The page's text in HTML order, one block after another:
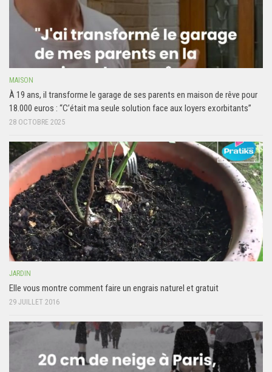
MAISON
À 19 ans, il transforme le garage de ses parents en maison de rêve pour
18.000 euros : “C’était ma seule solution face aux loyers exorbitants”
28 OCTOBRE 2025
JARDIN
Elle vous montre comment faire un engrais naturel et gratuit
29 JUILLET 2016